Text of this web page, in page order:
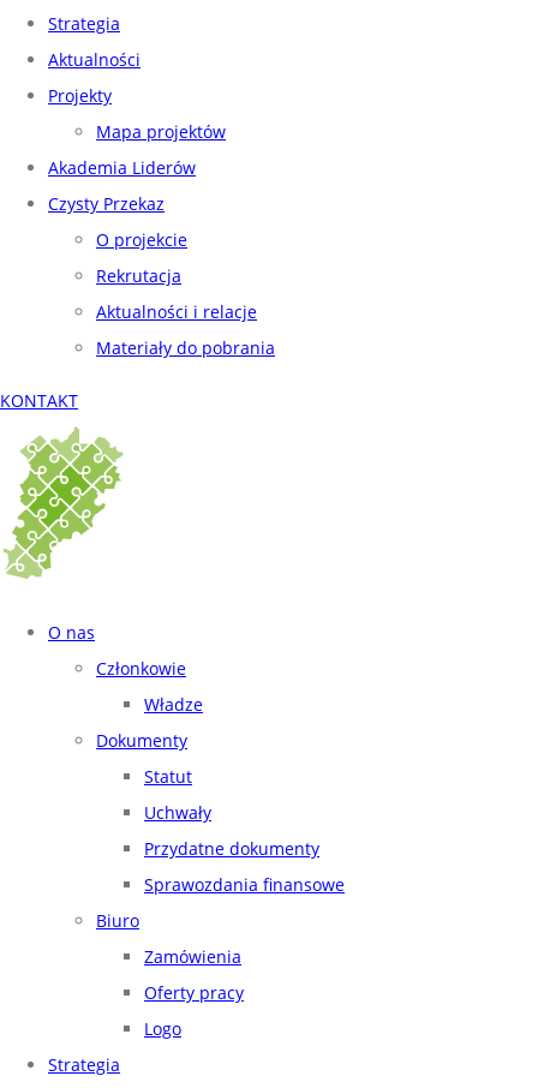
Strategia
Aktualności
Projekty
Mapa projektów
Akademia Liderów
Czysty Przekaz
O projekcie
Rekrutacja
Aktualności i relacje
Materiały do pobrania
KONTAKT
O nas
Członkowie
Władze
Dokumenty
Statut
Uchwały
Przydatne dokumenty
Sprawozdania finansowe
Biuro
Zamówienia
Oferty pracy
Logo
Strategia